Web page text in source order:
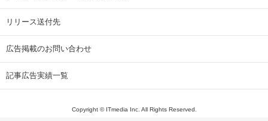
リリース送付先
広告掲載のお問い合わせ
記事広告実績一覧
Copyright © ITmedia Inc. All Rights Reserved.